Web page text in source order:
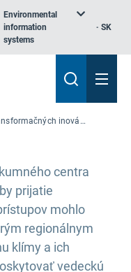
Environmental
information
systems
SK
Správa JRC o transformačných inováciách v záujme adaptácie na zmenu klímy
centra
prijatie
mohlo
regionálnym
klímy a ich
vedeckú